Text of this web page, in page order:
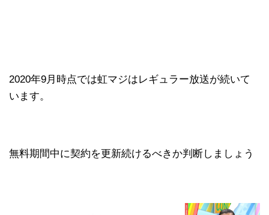
2020年9月時点では虹マジはレギュラー放送が続いて
います。
無料期間中に契約を更新続けるべきか判断しましょう